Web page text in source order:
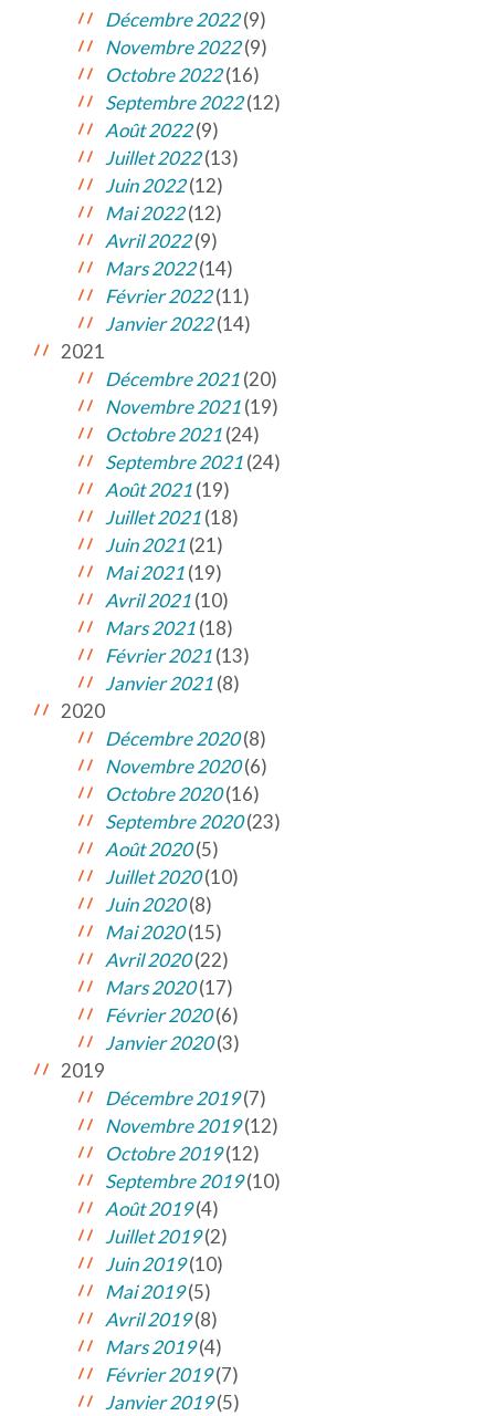
Décembre 2022(9)
Novembre 2022(9)
Octobre 2022(16)
Septembre 2022(12)
Août 2022(9)
Juillet 2022(13)
Juin 2022(12)
Mai 2022(12)
Avril 2022(9)
Mars 2022(14)
Février 2022(11)
Janvier 2022(14)
2021
Décembre 2021(20)
Novembre 2021(19)
Octobre 2021(24)
Septembre 2021(24)
Août 2021(19)
Juillet 2021(18)
Juin 2021(21)
Mai 2021(19)
Avril 2021(10)
Mars 2021(18)
Février 2021(13)
Janvier 2021(8)
2020
Décembre 2020(8)
Novembre 2020(6)
Octobre 2020(16)
Septembre 2020(23)
Août 2020(5)
Juillet 2020(10)
Juin 2020(8)
Mai 2020(15)
Avril 2020(22)
Mars 2020(17)
Février 2020(6)
Janvier 2020(3)
2019
Décembre 2019(7)
Novembre 2019(12)
Octobre 2019(12)
Septembre 2019(10)
Août 2019(4)
Juillet 2019(2)
Juin 2019(10)
Mai 2019(5)
Avril 2019(8)
Mars 2019(4)
Février 2019(7)
Janvier 2019(5)